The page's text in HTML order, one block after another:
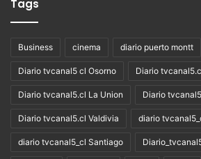
Tags
Business cinema diario puerto montt
Diario tvcanal5 cl Osorno Diario
Diario tvcanal5.cl La Union Diario
Diario tvcanal5.cl Valdivia diario
diario tvcanal5_cl Santiago